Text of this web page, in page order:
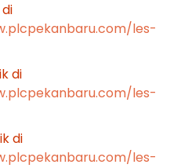
les-
di
les-
di
les-